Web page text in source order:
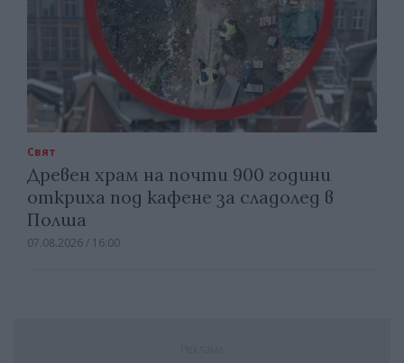
Свят
Древен храм на почти 900 години
откриха под кафене за сладолед в
Полша
07.08.2026 / 16:00